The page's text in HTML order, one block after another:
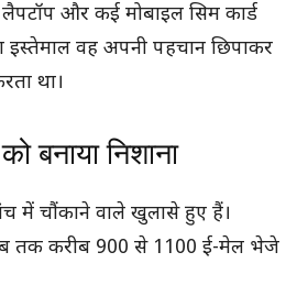
और कई मोबाइल सिम कार्ड
इस्तेमाल वह अपनी पहचान छिपाकर
था।
बनाया निशाना
में चौंकाने वाले खुलासे हुए हैं।
तक करीब 900 से 1100 ई-मेल भेजे